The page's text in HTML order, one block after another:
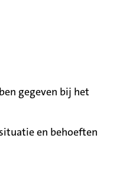
gegeven bij het
en behoeften